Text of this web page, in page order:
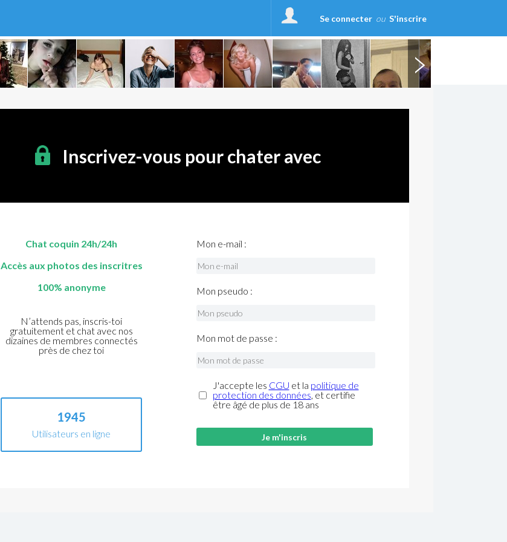
Se connecter ou S'inscrire
Inscrivez-vous pour chater avec
Chat coquin 24h/24h
Accès aux photos des inscritres
100% anonyme
N’attends pas, inscris-toi
gratuitement et chat avec nos
dizaines de membres connectés
près de chez toi
1945
Utilisateurs en ligne
Mon e-mail :
Mon pseudo :
Mon mot de passe :
J'accepte les CGU et la politique de
protection des données, et certifie
être âgé de plus de 18 ans